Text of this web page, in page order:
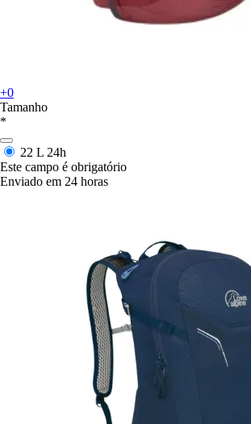
+0
Tamanho
*
22 L 24h
Este campo é obrigatório
Enviado em 24 horas